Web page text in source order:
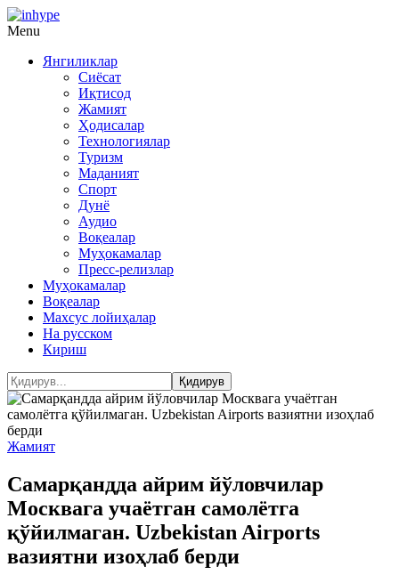
Menu
Янгиликлар
Сиёсат
Иқтисод
Жамият
Ҳодисалар
Технологиялар
Туризм
Маданият
Спорт
Дунё
Аудио
Воқеалар
Муҳокамалар
Пресс-релизлар
Муҳокамалар
Воқеалар
Махсус лойиҳалар
На русском
Кириш
Жамият
Самарқандда айрим йўловчилар
Москвага учаётган самолётга
қўйилмаган. Uzbekistan Airports
вазиятни изоҳлаб берди